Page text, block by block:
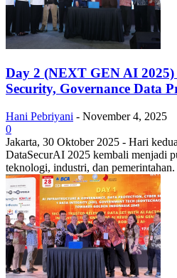
Day 2 (NEXT GEN AI
Security, Governance Data
Hani Pebriyani - November 4, 2025
0
Jakarta, 30 Oktober 2025 - Hari
DataSecurAI 2025 kembali menjadi
teknologi, industri, dan pemerintahan.